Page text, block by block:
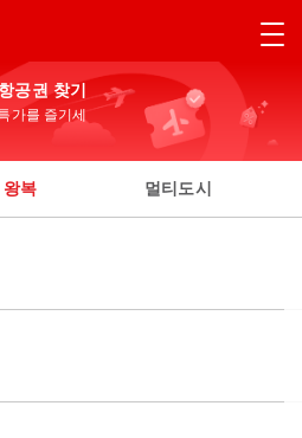
공권 찾기
가를 즐기세
왕복 멀티도시